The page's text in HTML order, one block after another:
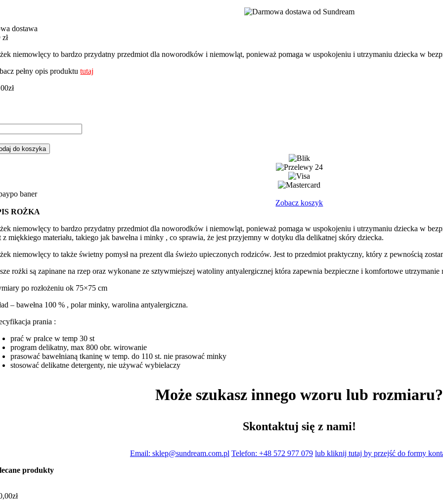
dostawa
niemowlęcy to bardzo przydatny przedmiot dla noworodków i niemowląt, ponieważ pomaga w uspokojeniu i utrzymaniu dziecka w
pełny opis produktututaj
zł
do koszyka
Zobacz koszyk
ROŻKA
niemowlęcy to bardzo przydatny przedmiot dla noworodków i niemowląt, ponieważ pomaga w uspokojeniu i utrzymaniu dziecka w
z miękkiego materiału, takiego jak bawełna i minky , co sprawia, że jest przyjemny w dotyku dla delikatnej skóry dziecka.
niemowlęcy to także świetny pomysł na prezent dla świeżo upieczonych rodziców. Jest to przedmiot praktyczny, który z pewnością
rożki są zapinane na rzep oraz wykonane ze sztywmiejszej watoliny antyalergicznej która zapewnia bezpieczne i komfortowe utrzymanie
po rozłożeniu ok 75×75 cm
– bawełna 100 % , polar minky, warolina antyalergiczna.
prania :
prać w pralce w temp 30 st
program delikatny, max 800 obr. wirowanie
prasować bawełnianą tkaninę w temp. do 110 st. nie prasować minky
stosować delikatne detergenty, nie używać wybielaczy
Może szukasz innego wzoru lub rozmiaru?
Skontaktuj się z nami!
Email: sklep@sundream.com.pl Telefon: +48 572 977 079 lub kliknij tutaj by przejść do formy
produkty
zł